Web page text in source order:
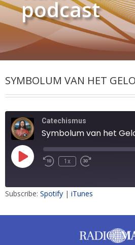
podcast
SYMBOLUM VAN HET
Catechismus
Symbolum van het
1x
Subscribe: Spotify | iTunes